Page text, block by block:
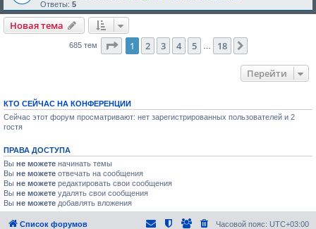
Ответы: 5
Новая тема
685 тем Страница из 18
1 2 3 4 5 18
Перейти
КТО СЕЙЧАС НА КОНФЕРЕНЦИИ
Сейчас этот форум просматривают: нет зарегистрированных пользователей и 2
гостя
ПРАВА ДОСТУПА
Вы не можете начинать темы
Вы не можете отвечать на сообщения
Вы не можете редактировать свои сообщения
Вы не можете удалять свои сообщения
Вы не можете добавлять вложения
Список форумов Часовой пояс: UTC+03:00